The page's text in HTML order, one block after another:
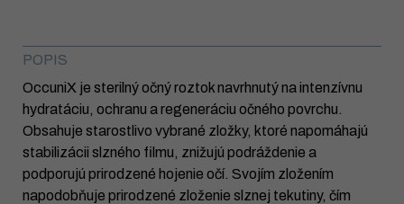
POPIS
OccuniX je sterilný očný roztok navrhnutý na intenzívnu
hydratáciu, ochranu a regeneráciu očného povrchu.
Obsahuje starostlivo vybrané zložky, ktoré napomáhajú
stabilizácii slzného filmu, znižujú podráždenie a
podporujú prirodzené hojenie očí. Svojím zložením
napodobňuje prirodzené zloženie slznej tekutiny, čím